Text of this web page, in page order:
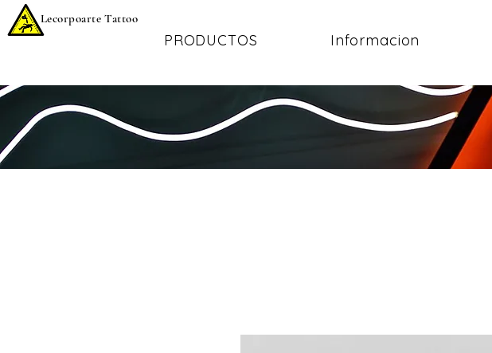
Lecorpoarte Tattoo
PRODUCTOS Informacion